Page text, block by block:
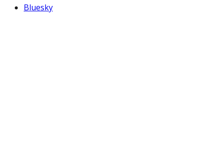
Bluesky